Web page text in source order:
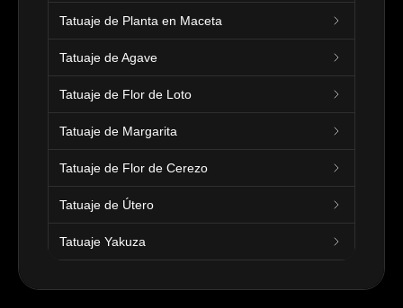
Tatuaje de Planta en Maceta
Tatuaje de Agave
Tatuaje de Flor de Loto
Tatuaje de Margarita
Tatuaje de Flor de Cerezo
Tatuaje de Útero
Tatuaje Yakuza